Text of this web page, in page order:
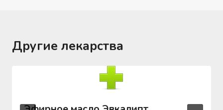
Другие лекарства